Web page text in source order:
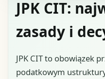
JPK CIT:
zasady i
JPK CIT to obowiązek
podatkowym